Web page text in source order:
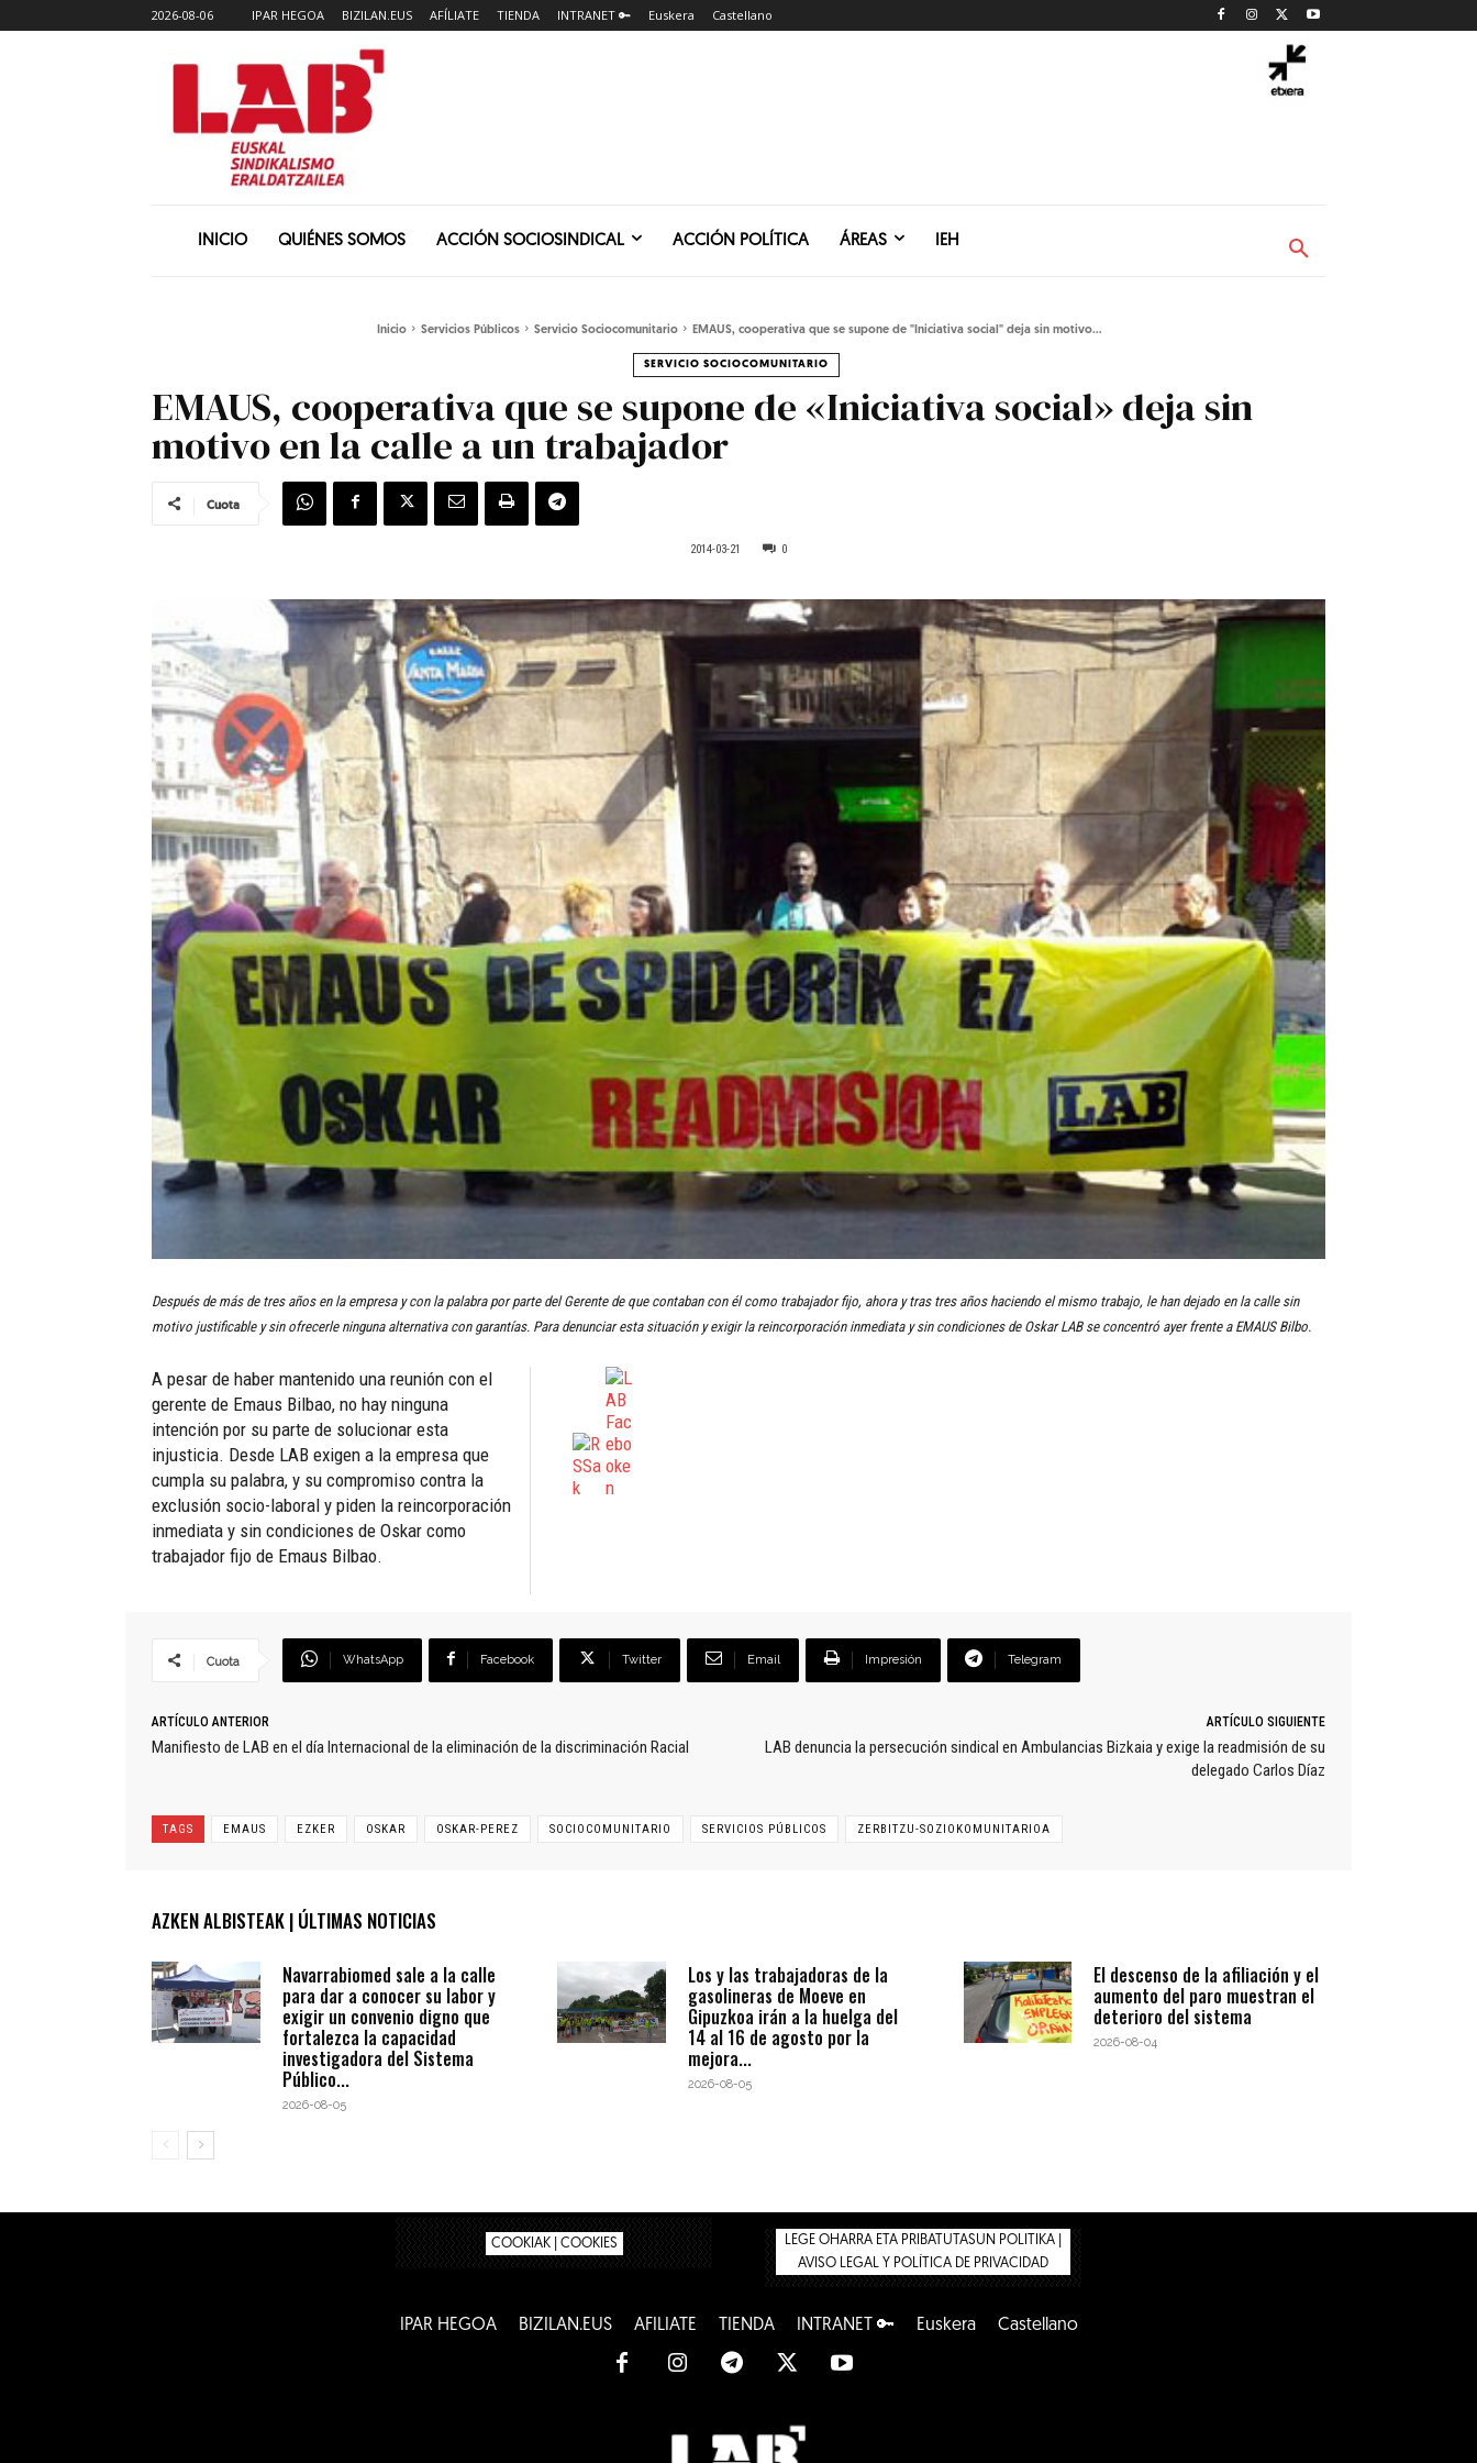
2026-08-06 IPAR HEGOA BIZILAN.EUS AFÍLIATE TIENDA INTRANET 🔑 Euskera Castellano
INICIO QUIÉNES SOMOS ACCIÓN SOCIOSINDICAL ACCIÓN POLÍTICA ÁREAS IEH
Inicio Servicios Públicos Servicio Sociocomunitario EMAUS, cooperativa que se supone de "Iniciativa social" deja sin motivo...
SERVICIO SOCIOCOMUNITARIO
EMAUS, cooperativa que se supone de «Iniciativa social» deja sin
motivo en la calle a un trabajador
Cuota
2014-03-21 0
Después de más de tres años en la empresa y con la palabra por parte del Gerente de que contaban con él como trabajador fijo, ahora y tras tres años haciendo el mismo trabajo, le han dejado en la calle sin
motivo justificable y sin ofrecerle ninguna alternativa con garantías. Para denunciar esta situación y exigir la reincorporación inmediata y sin condiciones de Oskar LAB se concentró ayer frente a EMAUS Bilbo.
A pesar de haber mantenido una reunión con el
gerente de Emaus Bilbao, no hay ninguna
intención por su parte de solucionar esta
injusticia. Desde LAB exigen a la empresa que
cumpla su palabra, y su compromiso contra la
exclusión socio-laboral y piden la reincorporación
inmediata y sin condiciones de Oskar como
trabajador fijo de Emaus Bilbao.
Cuota WhatsApp Facebook Twitter Email Impresión Telegram
ARTÍCULO ANTERIOR
Manifiesto de LAB en el día Internacional de la eliminación de la discriminación Racial
ARTÍCULO SIGUIENTE
LAB denuncia la persecución sindical en Ambulancias Bizkaia y exige la readmisión de su
delegado Carlos Díaz
TAGS EMAUS EZKER OSKAR OSKAR-PEREZ SOCIOCOMUNITARIO SERVICIOS PÚBLICOS ZERBITZU-SOZIOKOMUNITARIOA
AZKEN ALBISTEAK | ÚLTIMAS NOTICIAS
Navarrabiomed sale a la calle
para dar a conocer su labor y
exigir un convenio digno que
fortalezca la capacidad
investigadora del Sistema
Público...
2026-08-05
Los y las trabajadoras de la
gasolineras de Moeve en
Gipuzkoa irán a la huelga del
14 al 16 de agosto por la
mejora...
2026-08-05
El descenso de la afiliación y el
aumento del paro muestran el
deterioro del sistema
2026-08-04
COOKIAK | COOKIES
LEGE OHARRA ETA PRIBATUTASUN POLITIKA |
AVISO LEGAL Y POLÍTICA DE PRIVACIDAD
IPAR HEGOA BIZILAN.EUS AFÍLIATE TIENDA INTRANET 🔑 Euskera Castellano